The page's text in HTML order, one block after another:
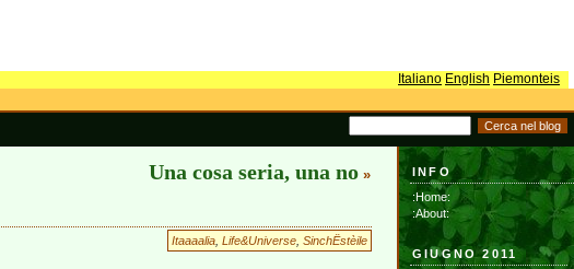
Italiano English Piemonteis
Una cosa seria, una no »
Itaaaalia Life&Universe SinchËstèile
INFO
:Home:
:About:
GIUGNO 2011